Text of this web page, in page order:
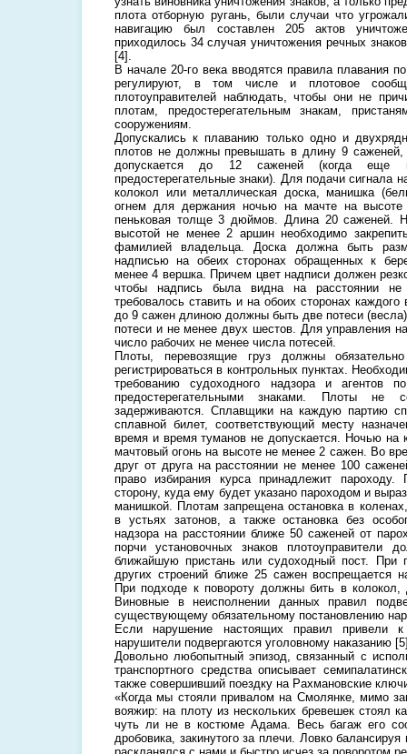
плота отборную ругань, были случаи что
навигацию был составлен 205 актов
приходилось 34 случая уничтожения речных
[4].
В начале 20-го века вводятся правила плавания
регулируют, в том числе и плотовое
плотоуправителей наблюдать, чтобы они не
плотам, предостерегательным знакам,
сооружениям.
Допускались к плаванию только одно и
плотов не должны превышать в длину 9
допускается до 12 саженей (когда еще
предостерегательные знаки). Для подачи сигнала
колокол или металлическая доска, манишка
огнем для держания ночью на мачте на
пеньковая толще 3 дюймов. Длина 20 саженей.
высотой не менее 2 аршин необходимо
фамилией владельца. Доска должна быть
надписью на обеих сторонах обращенных к
менее 4 вершка. Причем цвет надписи должен
чтобы надпись была видна на расстоянии
требовалось ставить и на обоих сторонах
до 9 сажен длиною должны быть две потеси
потеси и не менее двух шестов. Для управления
число рабочих не менее числа потесей.
Плоты, перевозящие груз должны
регистрироваться в контрольных пунктах.
требованию судоходного надзора и агентов
предостерегательными знаками. Плоты не
задерживаются. Сплавщики на каждую партию
сплавной билет, соответствующий месту
время и время туманов не допускается. Ночью на
мачтовый огонь на высоте не менее 2 сажен. Во
друг от друга на расстоянии не менее 100
право избирания курса принадлежит
сторону, куда ему будет указано пароходом и
манишкой. Плотам запрещена остановка в
в устьях затонов, а также остановка без
надзора на расстоянии ближе 50 саженей от
порчи установочных знаков плотоуправители
ближайшую пристань или судоходный пост. При
других строений ближе 25 сажен воспрещается
При подходе к повороту должны бить в колокол,
Виновные в неисполнении данных правил
существующему обязательному постановлению
Если нарушение настоящих правил привели к
нарушители подвергаются уголовному наказанию
Довольно любопытный эпизод, связанный с
транспортного средства описывает
также совершивший поездку на Рахмановские
«Когда мы стояли привалом на Смолянке, мимо
вояжир: на плоту из нескольких бревешек стоял
чуть ли не в костюме Адама. Весь багаж его
дробовика, закинутого за плечи. Ловко